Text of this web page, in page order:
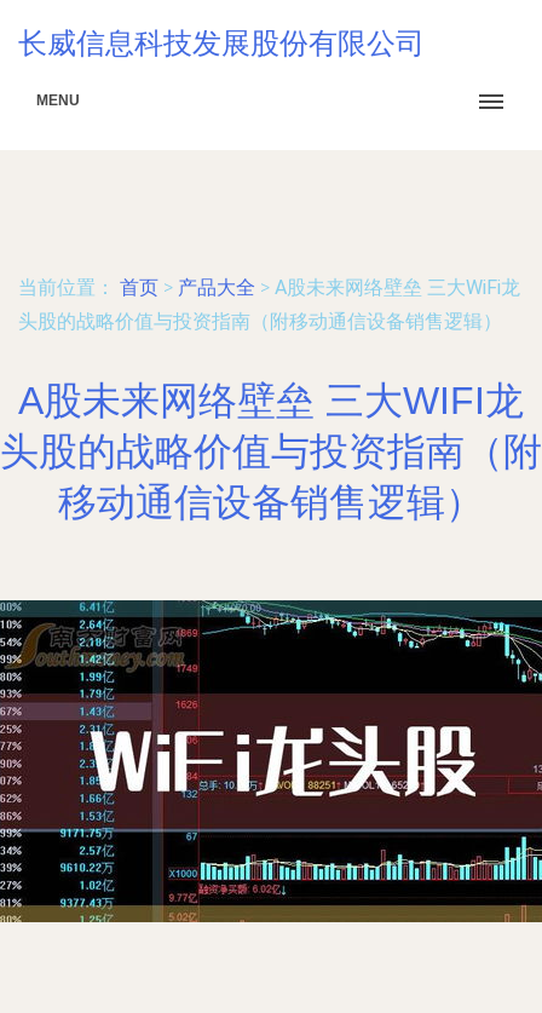
长威信息科技发展股份有限公司
MENU
当前位置： 首页 > 产品大全 > A股未来网络壁垒 三大WiFi龙
头股的战略价值与投资指南（附移动通信设备销售逻辑）
A股未来网络壁垒 三大WIFI龙
头股的战略价值与投资指南（附
移动通信设备销售逻辑）